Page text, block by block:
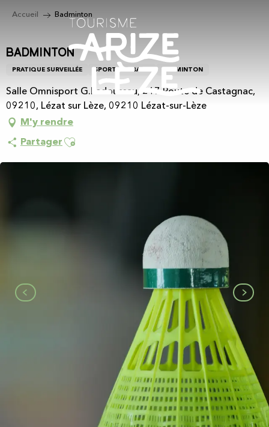
principal
Accueil Badminton
Badminton
PRATIQUE SURVEILLÉE SPORTS DE BALLE BADMINTON
Salle Omnisport G.Pedoussau, 217 Route de Castagnac,
09210, Lézat sur Lèze, 09210 Lézat-sur-Lèze
M'y rendre
Partager Ajouter aux favoris